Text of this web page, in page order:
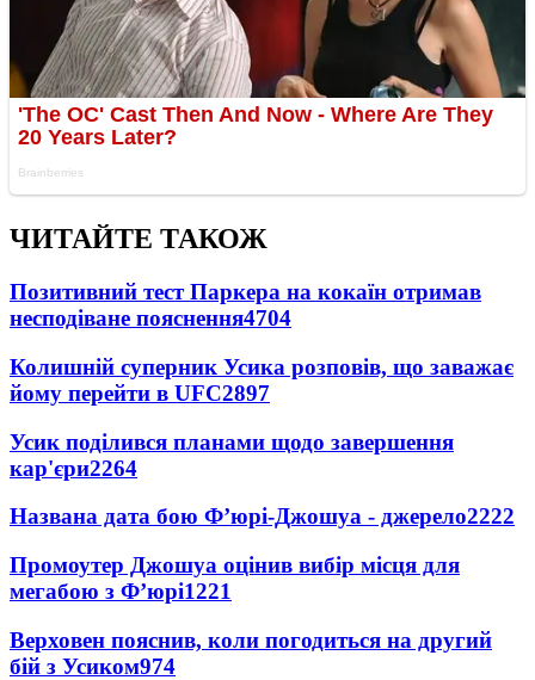
ЧИТАЙТЕ ТАКОЖ
Позитивний тест Паркера на кокаїн отримав
несподіване пояснення4704
Колишній суперник Усика розповів, що заважає
йому перейти в UFC2897
Усик поділився планами щодо завершення
кар'єри2264
Названа дата бою Ф’юрі-Джошуа - джерело2222
Промоутер Джошуа оцінив вибір місця для
мегабою з Ф’юрі1221
Верховен пояснив, коли погодиться на другий
бій з Усиком974